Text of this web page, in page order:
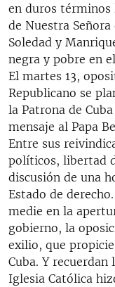
LA INVASIÓN DE
en duros términos
de Nuestra Señora
Soledad y
negra y pobre en
El martes 13,
Republicano se
la Patrona de
mensaje al Papa
Entre sus
políticos, libertad
discusión de una
Estado de
medie en la
gobierno, la
exilio, que
Cuba. Y
Iglesia Católica